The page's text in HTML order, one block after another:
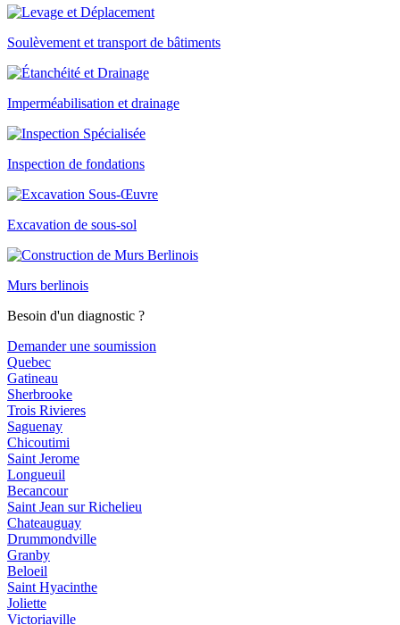
Soulèvement et transport de bâtiments
Imperméabilisation et drainage
Inspection de fondations
Excavation de sous-sol
Murs berlinois
Besoin d'un diagnostic ?
Demander une soumission
Quebec
Gatineau
Sherbrooke
Trois Rivieres
Saguenay
Chicoutimi
Saint Jerome
Longueuil
Becancour
Saint Jean sur Richelieu
Chateauguay
Drummondville
Granby
Beloeil
Saint Hyacinthe
Joliette
Victoriaville